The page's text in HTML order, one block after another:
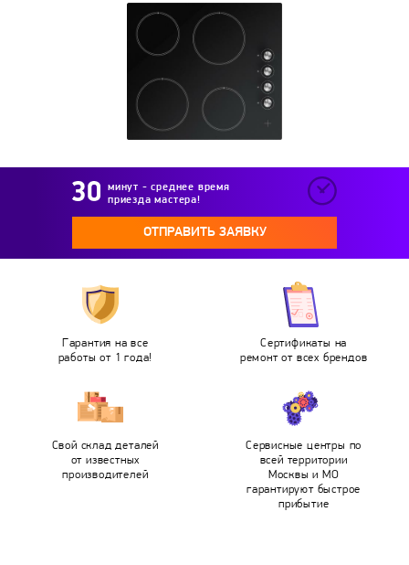
минут - среднее время
приезда мастера!
ОТПРАВИТЬ ЗАЯВКУ
Гарантия на все
работы от 1 года!
Сертификаты на
ремонт от всех брендов
Свой склад деталей
от известных
производителей
Сервисные центры по
всей территории
Москвы и МО
гарантируют быстрое
прибытие